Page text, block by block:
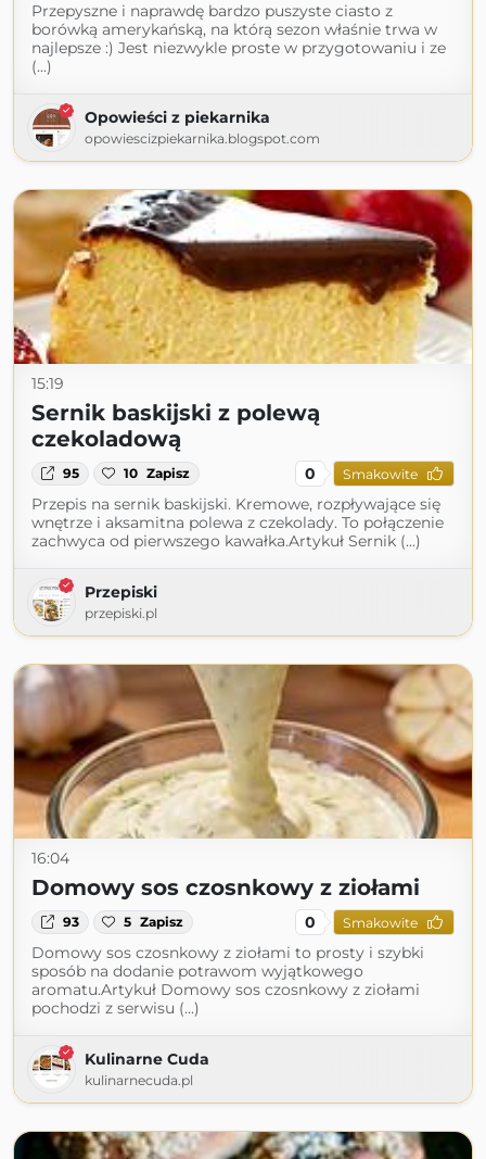
Przepyszne i naprawdę bardzo puszyste ciasto z
borówką amerykańską, na którą sezon właśnie trwa w
najlepsze :) Jest niezwykle proste w przygotowaniu i ze
(...)
Opowieści z piekarnika
opowiescizpiekarnika.blogspot.com
15:19
Sernik baskijski z polewą
czekoladową
95 10 Zapisz 0 Smakowite
Przepis na sernik baskijski. Kremowe, rozpływające się
wnętrze i aksamitna polewa z czekolady. To połączenie
zachwyca od pierwszego kawałka.Artykuł Sernik (...)
Przepiski
przepiski.pl
16:04
Domowy sos czosnkowy z ziołami
93 5 Zapisz 0 Smakowite
Domowy sos czosnkowy z ziołami to prosty i szybki
sposób na dodanie potrawom wyjątkowego
aromatu.Artykuł Domowy sos czosnkowy z ziołami
pochodzi z serwisu (...)
Kulinarne Cuda
kulinarnecuda.pl